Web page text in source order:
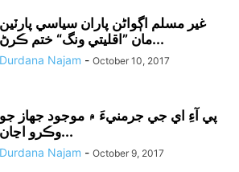
غير مسلم اڳواڻن پاران سياسي پارٽين
مان ”اقليتي ونگ“ ختم ڪرڻ...
Durdana Najam - October 10, 2017
پي آءِ اي جي جرمنيءَ ۾ موجود جهاز جو
وڪرو اڃان...
Durdana Najam - October 9, 2017